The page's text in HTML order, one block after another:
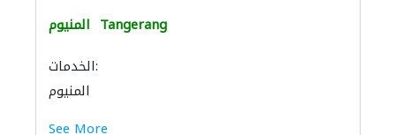
المنيوم Tangerang
الخدمات:
المنيوم
See More